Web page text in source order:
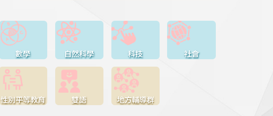
數學 自然科學 科技 社會
性別平等教育 雙語 地方輔導群